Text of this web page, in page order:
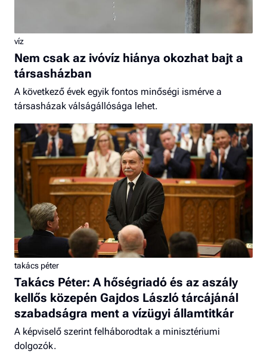
víz
Nem csak az ivóvíz hiánya okozhat bajt a
társasházban
A következő évek egyik fontos minőségi ismérve a
társasházak válságállósága lehet.
takács péter
Takács Péter: A hőségriadó és az aszály
kellős közepén Gajdos László tárcájánál
szabadságra ment a vízügyi államtitkár
A képviselő szerint felháborodtak a minisztériumi
dolgozók.